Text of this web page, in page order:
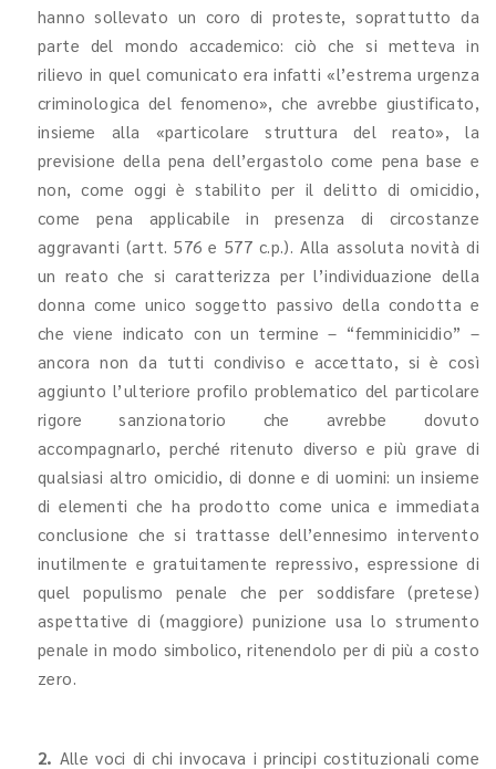
hanno sollevato un coro di proteste, soprattutto da
parte del mondo accademico: ciò che si metteva in
rilievo in quel comunicato era infatti «l’estrema urgenza
criminologica del fenomeno», che avrebbe giustificato,
insieme alla «particolare struttura del reato», la
previsione della pena dell’ergastolo come pena base e
non, come oggi è stabilito per il delitto di omicidio,
come pena applicabile in presenza di circostanze
aggravanti (artt. 576 e 577 c.p.). Alla assoluta novità di
un reato che si caratterizza per l’individuazione della
donna come unico soggetto passivo della condotta e
che viene indicato con un termine – “femminicidio” –
ancora non da tutti condiviso e accettato, si è così
aggiunto l’ulteriore profilo problematico del particolare
rigore sanzionatorio che avrebbe dovuto
accompagnarlo, perché ritenuto diverso e più grave di
qualsiasi altro omicidio, di donne e di uomini: un insieme
di elementi che ha prodotto come unica e immediata
conclusione che si trattasse dell’ennesimo intervento
inutilmente e gratuitamente repressivo, espressione di
quel populismo penale che per soddisfare (pretese)
aspettative di (maggiore) punizione usa lo strumento
penale in modo simbolico, ritenendolo per di più a costo
zero.
2. Alle voci di chi invocava i principi costituzionali come